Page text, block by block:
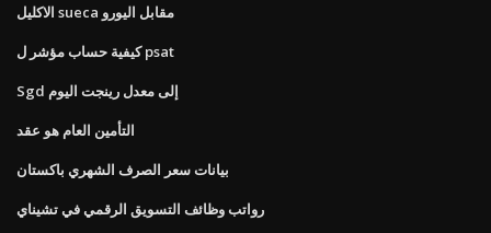
الاكليل sueca مقابل اليورو
كيفية حساب مؤشر ل psat
Sgd إلى معدل رينجت اليوم
التأمين العام هو عقد
بيانات سعر الصرف الشهري باكستان
رواتب وظائف التسويق الرقمي في تشيناي